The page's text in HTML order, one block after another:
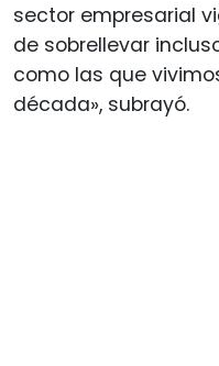
sector empresarial
de sobrellevar
como las que
década», subrayó.